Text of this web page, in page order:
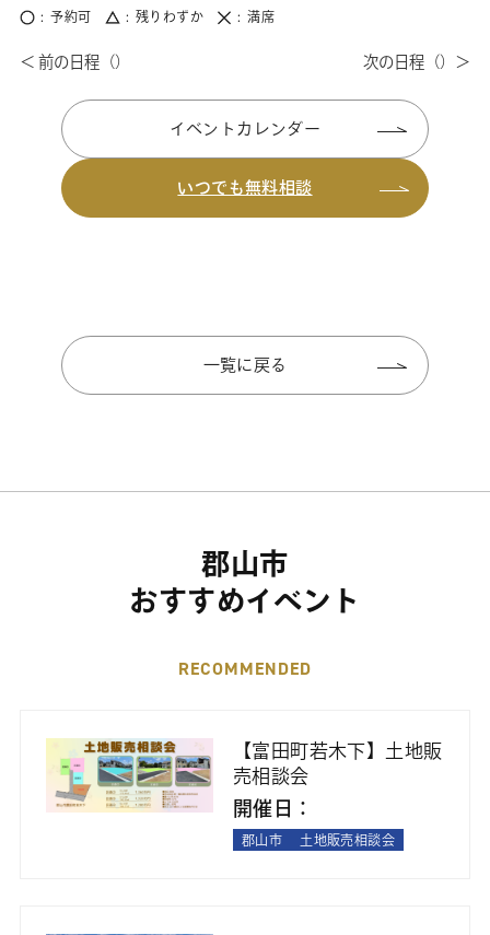
予約可 残りわずか 満席
イベントカレンダー
いつでも無料相談
一覧に戻る
郡山市
おすすめイベント
RECOMMENDED
【富田町若木下】土地販
売相談会
開催日：
郡山市 土地販売相談会